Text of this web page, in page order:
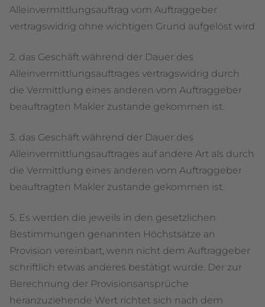
Alleinvermittlungsauftrag vom Auftraggeber
vertragswidrig ohne wichtigen Grund aufgelöst wird
2. das Geschäft während der Dauer des
Alleinvermittlungsauftrages vertragswidrig durch
die Vermittlung eines anderen vom Auftraggeber
beauftragten Makler zustande gekommen ist.
3. das Geschäft während der Dauer des
Alleinvermittlungsauftrages auf andere Art als durch
die Vermittlung eines anderen vom Auftraggeber
beauftragten Makler zustande gekommen ist.
5. Es werden die jeweils in den gesetzlichen
Bestimmungen genannten Höchstsätze an
Provision vereinbart, wenn nicht dem Auftraggeber
schriftlich etwas anderes bestätigt wurde. Der zur
Berechnung der Provisionsansprüche
heranzuziehende Wert richtet sich nach dem